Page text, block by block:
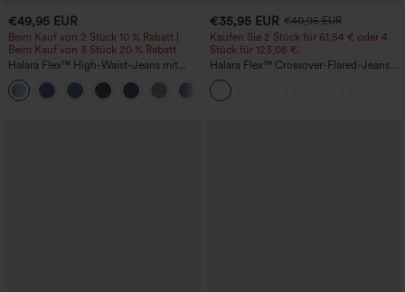
€49,95 EUR
Beim Kauf von 2 Stück 10 % Rabatt |
Beim Kauf von 3 Stück 20 % Rabatt
Halara Flex™ High-Waist-Jeans mit
Bauchkontrolle, weitem Bein und
Taschen
€35,95 EUR €40,95 EUR
Kaufen Sie 2 Stück für 61,54 € oder 4
Stück für 123,08 €.
Halara Flex™ Crossover-Flared-Jeans
aus elastischem Strick-Denim mit
hohem Bund und mehreren Taschen